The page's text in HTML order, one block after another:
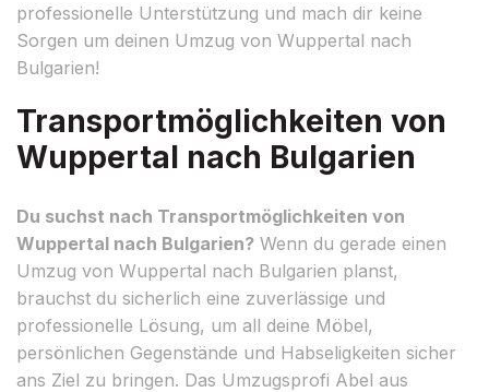
professionelle Unterstützung und mach dir keine
Sorgen um deinen Umzug von Wuppertal nach
Bulgarien!
Transportmöglichkeiten von
Wuppertal nach Bulgarien
Du suchst nach Transportmöglichkeiten von
Wuppertal nach Bulgarien? Wenn du gerade einen
Umzug von Wuppertal nach Bulgarien planst,
brauchst du sicherlich eine zuverlässige und
professionelle Lösung, um all deine Möbel,
persönlichen Gegenstände und Habseligkeiten sicher
ans Ziel zu bringen. Das Umzugsprofi Abel aus